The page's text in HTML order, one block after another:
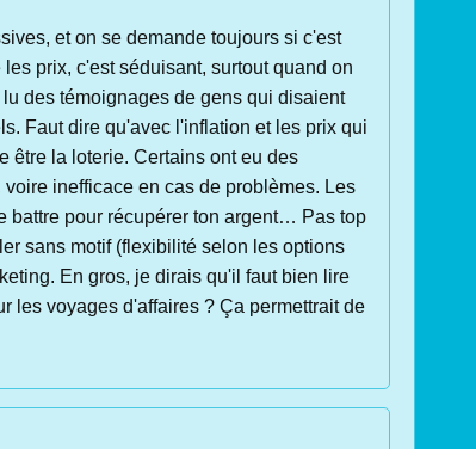
et on se demande toujours si c'est
prix, c'est séduisant, surtout quand on
des témoignages de gens qui disaient
Faut dire qu'avec l'inflation et les prix qui
être la loterie. Certains ont eu des
inefficace en cas de problèmes. Les
battre pour récupérer ton argent… Pas top
sans motif (flexibilité selon les options
En gros, je dirais qu'il faut bien lire
les voyages d'affaires ? Ça permettrait de